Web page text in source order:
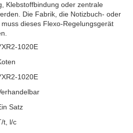
Klebstoffbindung oder zentrale
Die Fabrik, die Notizbuch- oder
dieses Flexo-Regelungsgerät
1020E
1020E
Satz
t, l/c